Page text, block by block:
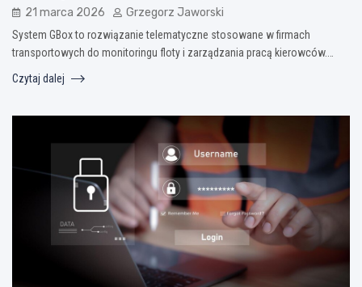
21 marca 2026 Grzegorz Jaworski
System GBox to rozwiązanie telematyczne stosowane w firmach
transportowych do monitoringu floty i zarządzania pracą kierowców.…
Czytaj dalej